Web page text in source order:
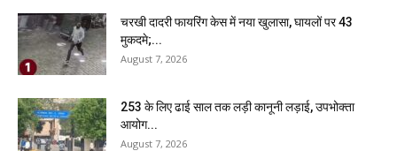
चरखी दादरी फायरिंग केस में नया खुलासा, घायलों पर 43
मुकदमे;...
August 7, 2026
₹253 के लिए ढाई साल तक लड़ी कानूनी लड़ाई, उपभोक्ता
आयोग...
August 7, 2026